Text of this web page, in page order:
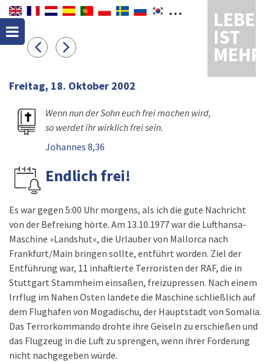
LEBEN
IST
MEHR
Freitag, 18. Oktober 2002
Wenn nun der Sohn euch frei machen wird,
so werdet ihr wirklich frei sein.
Johannes 8,36
Endlich frei!
Es war gegen 5:00 Uhr morgens, als ich die gute Nachricht
von der Befreiung hörte. Am 13.10.1977 war die Lufthansa-
Maschine »Landshut«, die Urlauber von Mallorca nach
Frankfurt/Main bringen sollte, entführt worden. Ziel der
Entführung war, 11 inhaftierte Terroristen der RAF, die in
Stuttgart Stammheim einsaßen, freizupressen. Nach einem
Irrflug im Nahen Osten landete die Maschine schließlich auf
dem Flughafen von Mogadischu, der Hauptstadt von Somalia.
Das Terrorkommando drohte ihre Geiseln zu erschießen und
das Flugzeug in die Luft zu sprengen, wenn ihrer Forderung
nicht nachgegeben würde.